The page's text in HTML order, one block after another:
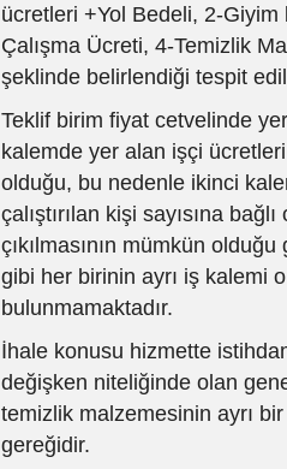
ücretleri +Yol Bedeli, 2-
Çalışma Ücreti, 4-Temizlik
şeklinde belirlendiği tespit
Teklif birim fiyat cetvelinde
kalemde yer alan işçi ücretleri
olduğu, bu nedenle ikinci
çalıştırılan kişi sayısına
çıkılmasının mümkün
gibi her birinin ayrı iş kalemi
bulunmamaktadır.
İhale konusu hizmette
değişken niteliğinde olan
temizlik malzemesinin ayrı
gereğidir.